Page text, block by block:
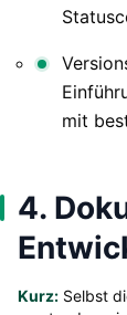
mit
4.
Kurz: Selbst